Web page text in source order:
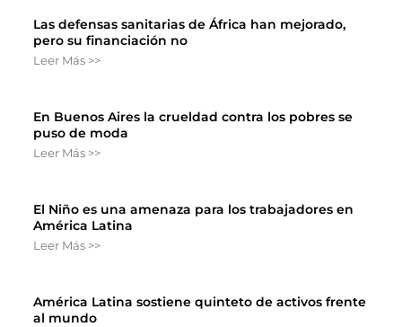
Las defensas sanitarias de África han mejorado,
pero su financiación no
Leer Más >>
En Buenos Aires la crueldad contra los pobres se
puso de moda
Leer Más >>
El Niño es una amenaza para los trabajadores en
América Latina
Leer Más >>
América Latina sostiene quinteto de activos frente
al mundo